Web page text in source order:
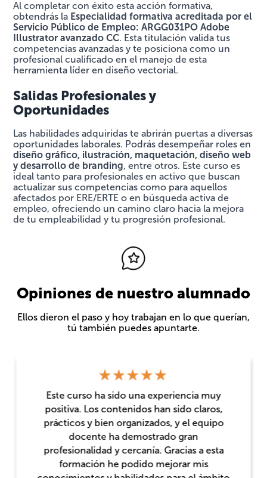
Al completar con éxito esta acción formativa,
obtendrás la Especialidad formativa acreditada por el
Servicio Público de Empleo: ARGG031PO Adobe
Illustrator avanzado CC. Esta titulación valida tus
competencias avanzadas y te posiciona como un
profesional cualificado en el manejo de esta
herramienta líder en diseño vectorial.
Salidas Profesionales y
Oportunidades
Las habilidades adquiridas te abrirán puertas a diversas
oportunidades laborales. Podrás desempeñar roles en
diseño gráfico, ilustración, maquetación, diseño web
y desarrollo de branding, entre otros. Este curso es
ideal tanto para profesionales en activo que buscan
actualizar sus competencias como para aquellos
afectados por ERE/ERTE o en búsqueda activa de
empleo, ofreciendo un camino claro hacia la mejora
de tu empleabilidad y tu progresión profesional.
Opiniones de nuestro alumnado
Ellos dieron el paso y hoy trabajan en lo que querían,
tú también puedes apuntarte.
Este curso ha sido una experiencia muy
positiva. Los contenidos han sido claros,
prácticos y bien organizados, y el equipo
docente ha demostrado gran
profesionalidad y cercanía. Gracias a esta
formación he podido mejorar mis